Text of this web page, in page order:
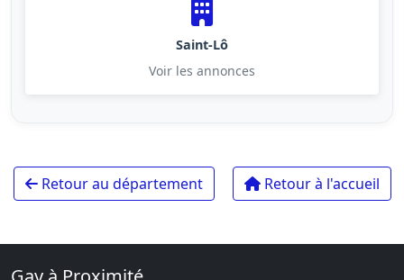
Saint-Lô
Voir les annonces
Retour au département Retour à l'accueil